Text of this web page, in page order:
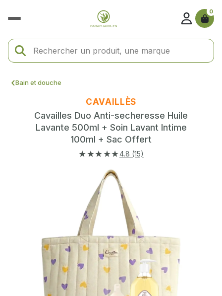
0
Bain et douche
CAVAILLÈS
Cavailles Duo Anti-secheresse Huile
Lavante 500ml + Soin Lavant Intime
100ml + Sac Offert
★★★★★4.8 (15)